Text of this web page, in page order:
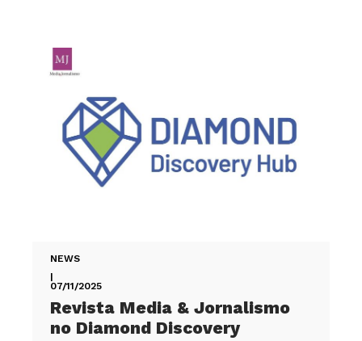
NEWS
|
07/11/2025
Revista Media & Jornalismo
no Diamond Discovery